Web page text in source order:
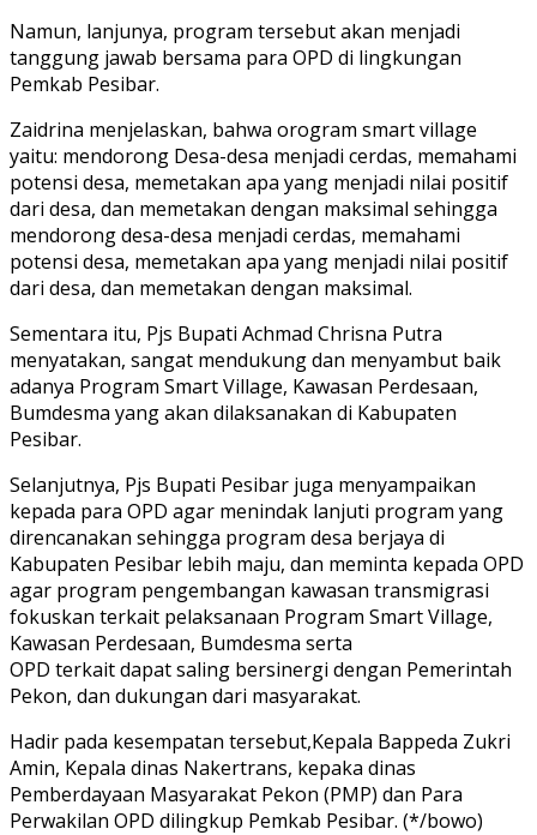
Namun, lanjunya, program tersebut akan menjadi
tanggung jawab bersama para OPD di lingkungan
Pemkab Pesibar.
Zaidrina menjelaskan, bahwa orogram smart village
yaitu: mendorong Desa-desa menjadi cerdas, memahami
potensi desa, memetakan apa yang menjadi nilai positif
dari desa, dan memetakan dengan maksimal sehingga
mendorong desa-desa menjadi cerdas, memahami
potensi desa, memetakan apa yang menjadi nilai positif
dari desa, dan memetakan dengan maksimal.
Sementara itu, Pjs Bupati Achmad Chrisna Putra
menyatakan, sangat mendukung dan menyambut baik
adanya Program Smart Village, Kawasan Perdesaan,
Bumdesma yang akan dilaksanakan di Kabupaten
Pesibar.
Selanjutnya, Pjs Bupati Pesibar juga menyampaikan
kepada para OPD agar menindak lanjuti program yang
direncanakan sehingga program desa berjaya di
Kabupaten Pesibar lebih maju, dan meminta kepada OPD
agar program pengembangan kawasan transmigrasi
fokuskan terkait pelaksanaan Program Smart Village,
Kawasan Perdesaan, Bumdesma serta
OPD terkait dapat saling bersinergi dengan Pemerintah
Pekon, dan dukungan dari masyarakat.
Hadir pada kesempatan tersebut,Kepala Bappeda Zukri
Amin, Kepala dinas Nakertrans, kepaka dinas
Pemberdayaan Masyarakat Pekon (PMP) dan Para
Perwakilan OPD dilingkup Pemkab Pesibar. (*/bowo)